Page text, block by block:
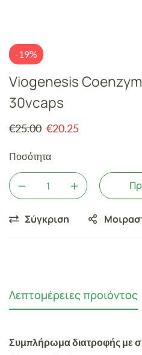
-19%
Viogenesis
30vcaps
€25.00 €20.25
Ποσότητα
Σύγκριση
Λεπτομέρειες προιόντος
Συμπλήρωμα διατροφής με